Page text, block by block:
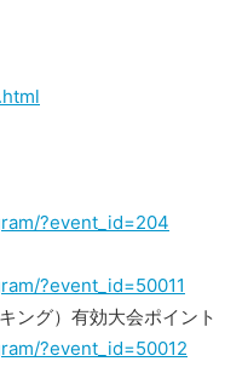
?event_id=204
?event_id=50011
ング）有効大会ポイント
?event_id=50012